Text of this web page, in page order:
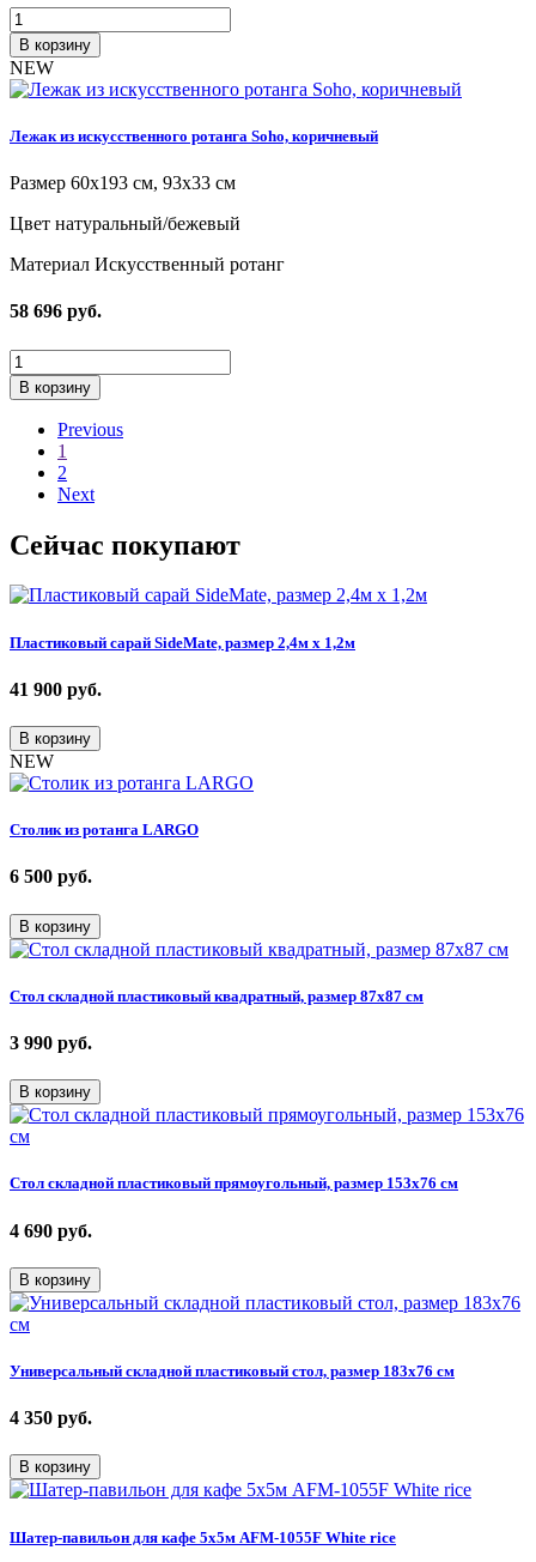
В корзину
NEW
Лежак из искусственного ротанга Soho, коричневый
Размер 60x193 см, 93x33 см
Цвет натуральный/бежевый
Материал Искусственный ротанг
58 696 руб.
В корзину
Previous
1
2
Next
Сейчас покупают
Пластиковый сарай SideMate, размер 2,4м х 1,2м
41 900 руб.
В корзину
NEW
Столик из ротанга LARGO
6 500 руб.
В корзину
Стол складной пластиковый квадратный, размер 87х87 см
3 990 руб.
В корзину
Стол складной пластиковый прямоугольный, размер 153х76 см
4 690 руб.
В корзину
Универсальный складной пластиковый стол, размер 183х76 см
4 350 руб.
В корзину
Шатер-павильон для кафе 5х5м AFM-1055F White rice